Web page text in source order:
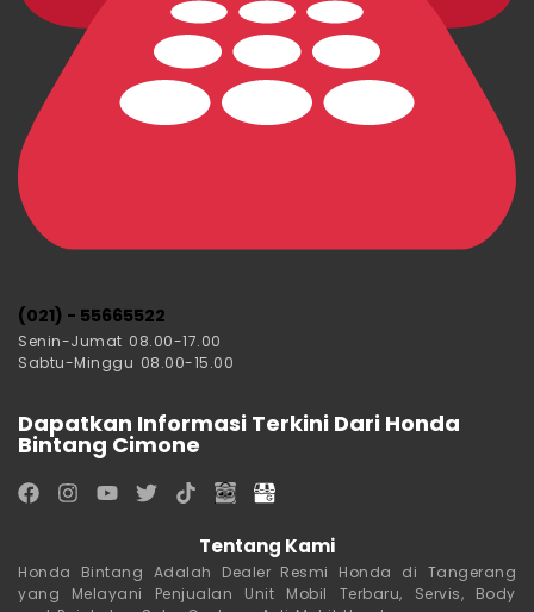
(021) - 55665522
Senin-Jumat 08.00-17.00
Sabtu-Minggu 08.00-15.00
Dapatkan Informasi Terkini Dari Honda
Bintang Cimone
Tentang Kami
Honda Bintang Adalah Dealer Resmi Honda di Tangerang
yang Melayani Penjualan Unit Mobil Terbaru, Servis, Body